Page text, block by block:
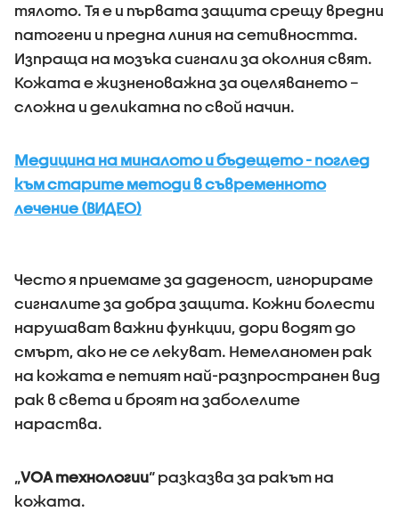
тялото. Тя е и първата защита срещу вредни
патогени и предна линия на сетивността.
Изпраща на мозъка сигнали за околния свят.
Кожата е жизненоважна за оцеляването –
сложна и деликатна по свой начин.
Медицина на миналото и бъдещето - поглед
към старите методи в съвременното
лечение (ВИДЕО)
Често я приемаме за даденост, игнорираме
сигналите за добра защита. Кожни болести
нарушават важни функции, дори водят до
смърт, ако не се лекуват. Немеланомен рак
на кожата е петият най-разпространен вид
рак в света и броят на заболелите
нараства.
„VOA технологии“ разказва за ракът на
кожата.